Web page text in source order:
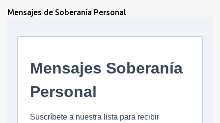
Mensajes de Soberanía Personal